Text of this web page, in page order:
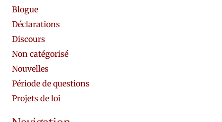
Blogue
Déclarations
Discours
Non catégorisé
Nouvelles
Période de questions
Projets de loi